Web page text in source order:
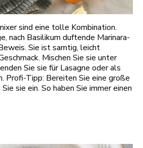
sind eine tolle Kombination.
nach Basilikum duftende Marinara-
Sie ist samtig, leicht
Mischen Sie sie unter
Sie sie für Lasagne oder als
Profi-Tipp: Bereiten Sie eine große
sie ein. So haben Sie immer einen